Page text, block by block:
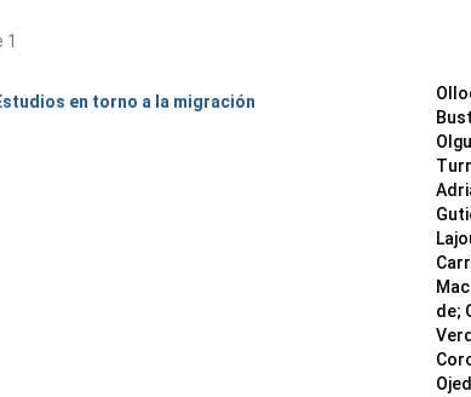
en torno a la migración
de;